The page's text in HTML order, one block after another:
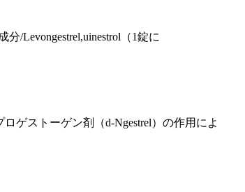
/Levongestrel,uinestrol（1錠に
ゲストーゲン剤（d-Ngestrel）の作用によ